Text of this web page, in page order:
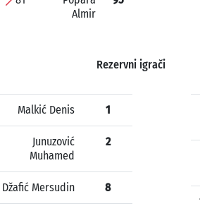
Almir
Rezervni igrači
Malkić Denis 1
Junuzović
Muhamed
2
Džafić Mersudin 8